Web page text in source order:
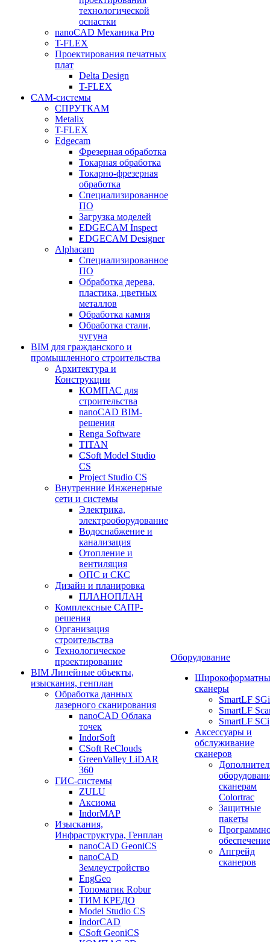
технологической
оснастки
nanoCAD Механика Pro
T-FLEX
Проектирования печатных
плат
Delta Design
T-FLEX
CAM-системы
СПРУТКAM
Metalix
T-FLEX
Edgecam
Фрезерная обработка
Токарная обработка
Токарно-фрезерная
обработка
Специализированное
ПО
Загрузка моделей
EDGECAM Inspect
EDGECAM Designer
Alphacam
Специализированное
ПО
Обработка дерева,
пластика, цветных
металлов
Обработка камня
Обработка стали,
чугуна
BIM для гражданского и
промышленного строительства
Архитектура и
Конструкции
КОМПАС для
строительства
nanoCAD BIM-
решения
Renga Software
TITAN
CSoft Model Studio
CS
Project Studio CS
Внутренние Инженерные
сети и системы
Электрика,
электрооборудование
Водоснабжение и
канализация
Отопление и
вентиляция
ОПС и СКС
Дизайн и планировка
ПЛАНОПЛАН
Комплексные САПР-
решения
Организация
строительства
Технологическое
проектирование
BIM Линейные объекты,
изыскания, генплан
Обработка данных
лазерного сканирования
nanoCAD Облака
точек
IndorSoft
CSoft ReClouds
GreenValley LiDAR
360
ГИС-системы
ZULU
Аксиома
IndorMAP
Изыскания,
Инфраструктура, Генплан
nanoCAD GeoniCS
nanoCAD
Землеустройство
EngGeo
Топоматик Robur
ТИМ КРЕДО
Model Studio CS
IndorCAD
CSoft GeoniCS
Оборудование
сканеры
SmartLF SGi
SmartLF
SmartLF SCi
Аксессуары и
обслуживание
сканеров
сканерам
Colortrac
Защитные
пакеты
обеспечение
Апгрейд
сканеров